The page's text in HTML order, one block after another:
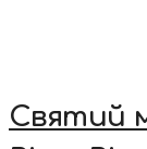
Святий